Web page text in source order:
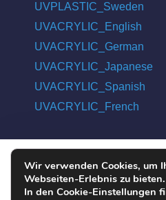
UVPLASTIC_Sweden
UVACRYLIC_English
UVACRYLIC_German
UVACRYLIC_Japanese
UVACRYLIC_Spanish
UVACRYLIC_French
COPYRIGHT © 2004 - 2026
CO., LTD. ALL
Wir verwenden Cookies, um
Webseiten-Erlebnis zu bieten.
In den Cookie-Einstellungen